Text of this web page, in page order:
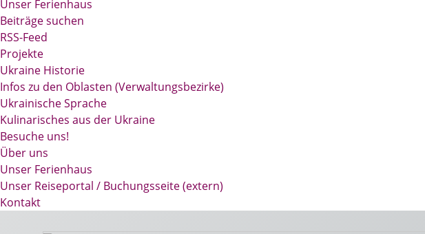
Unser Ferienhaus
Beiträge suchen
RSS-Feed
Projekte
Ukraine Historie
Infos zu den Oblasten (Verwaltungsbezirke)
Ukrainische Sprache
Kulinarisches aus der Ukraine
Besuche uns!
Über uns
Unser Ferienhaus
Unser Reiseportal / Buchungsseite (extern)
Kontakt